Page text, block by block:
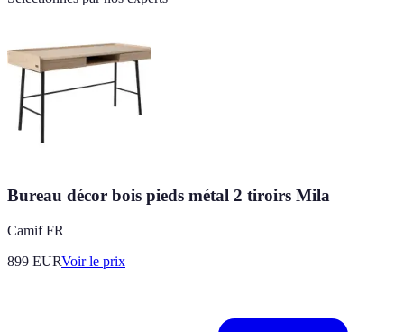
Bureau décor bois pieds métal 2 tiroirs Mila
Camif FR
899 EURVoir le prix